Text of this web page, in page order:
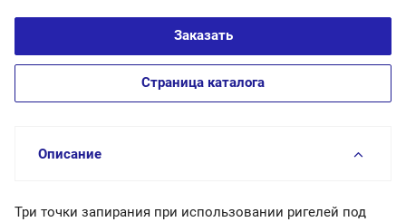
Заказать
Страница каталога
Описание
Три точки запирания при использовании ригелей под